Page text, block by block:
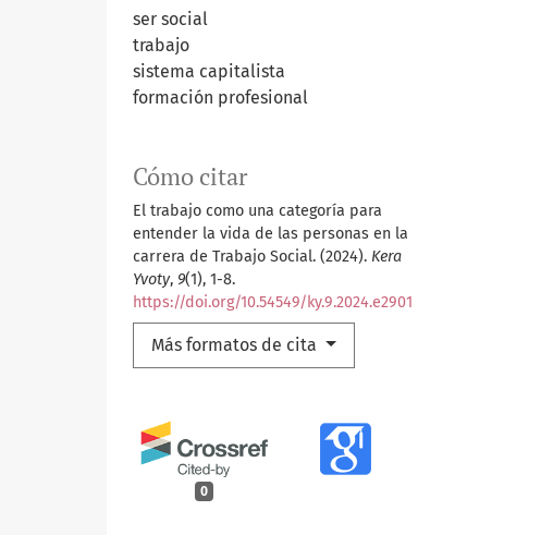
ser social
trabajo
sistema capitalista
formación profesional
Cómo citar
El trabajo como una categoría para
entender la vida de las personas en la
carrera de Trabajo Social. (2024). Kera
Yvoty, 9(1), 1-8.
https://doi.org/10.54549/ky.9.2024.e2901
Más formatos de cita
0